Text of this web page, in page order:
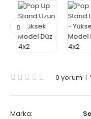
0 yorum |
Marka: